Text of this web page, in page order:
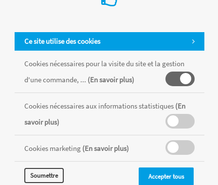
Ce site utilise des cookies
Cookies nécessaires pour la visite du site et la gestion
d'une commande, ... (En savoir plus)
Cookies nécessaires aux informations statistiques (En
savoir plus)
Cookies marketing (En savoir plus)
Soumettre Accepter tous